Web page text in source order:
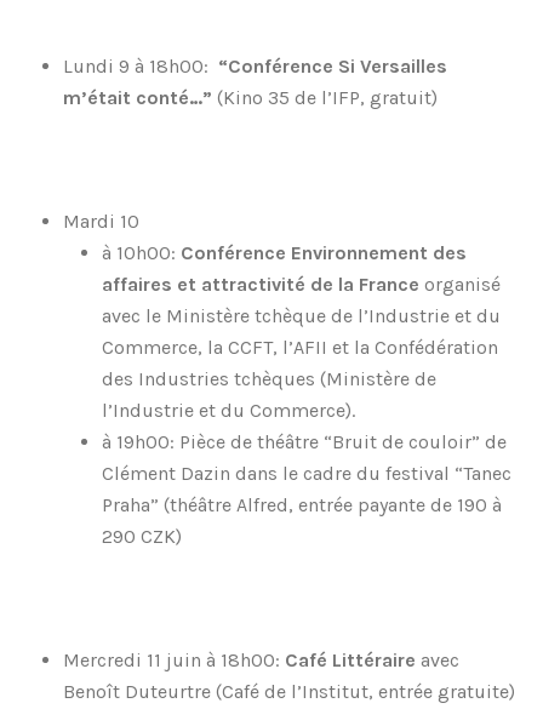
Lundi 9 à 18h00: “Conférence Si Versailles
m’était conté…” (Kino 35 de l’IFP, gratuit)
Mardi 10
à 10h00: Conférence Environnement des
affaires et attractivité de la France organisé
avec le Ministère tchèque de l’Industrie et du
Commerce, la CCFT, l’AFII et la Confédération
des Industries tchèques (Ministère de
l’Industrie et du Commerce).
à 19h00: Pièce de théâtre “Bruit de couloir” de
Clément Dazin dans le cadre du festival “Tanec
Praha” (théâtre Alfred, entrée payante de 190 à
290 CZK)
Mercredi 11 juin à 18h00: Café Littéraire avec
Benoît Duteurtre (Café de l’Institut, entrée gratuite)